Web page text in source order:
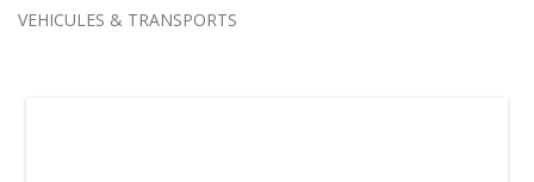
VEHICULES & TRANSPORTS